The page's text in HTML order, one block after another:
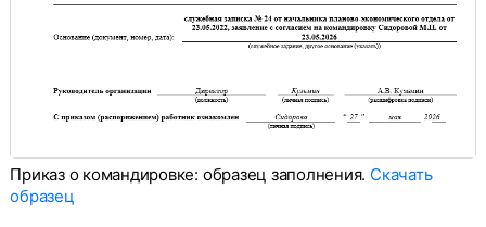
Приказ о командировке: образец заполнения. Скачать
образец